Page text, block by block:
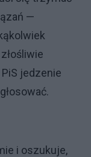
—
jedzenie
i oszukuje,